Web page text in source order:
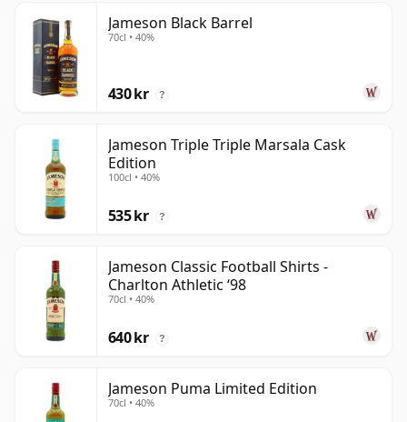
Jameson Black Barrel
70cl • 40%
430 kr ?
Jameson Triple Triple Marsala Cask
Edition
100cl • 40%
535 kr ?
Jameson Classic Football Shirts -
Charlton Athletic ‘98
70cl • 40%
640 kr ?
Jameson Puma Limited Edition
70cl • 40%